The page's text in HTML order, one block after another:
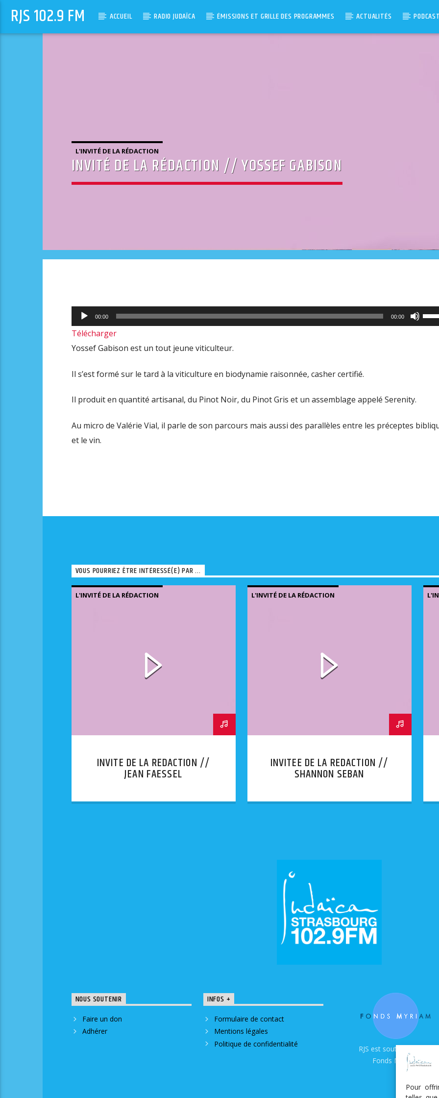
Pour
RJS 102.9 FM ACCUEIL RADIO JUDAÏCA ÉMISSIONS ET GRILLE DES PROGRAMMES ACTUALITÉS
L'INVITÉ DE LA RÉDACTION
INVITÉ DE LA RÉDACTION // YOSSEF GABISON
Lecteur
audio
00:00 00:00
les
le
Télécharger
Yossef Gabison est un tout jeune viticulteur.
Il s’est formé sur le tard à la viticulture en biodynamie raisonnée, casher certifié.
Il produit en quantité artisanal, du Pinot Noir, du Pinot Gris et un assemblage appelé Serenity.
Au micro de Valérie Vial, il parle de son parcours mais aussi des parallèles entre les préceptes
et le vin.
VOUS POURRIEZ ÊTRE INTÉRESSÉ(E) PAR ...
L'INVITÉ DE LA RÉDACTION
INVITE DE LA REDACTION //
JEAN FAESSEL
L'INVITÉ DE LA RÉDACTION
INVITEE DE LA REDACTION //
SHANNON SEBAN
NOUS SOUTENIR
Faire un don
Adhérer
INFOS +
Formulaire de contact
Mentions légales
Politique de confidentialité
RJS est soutenue par le
Fonds Myriam